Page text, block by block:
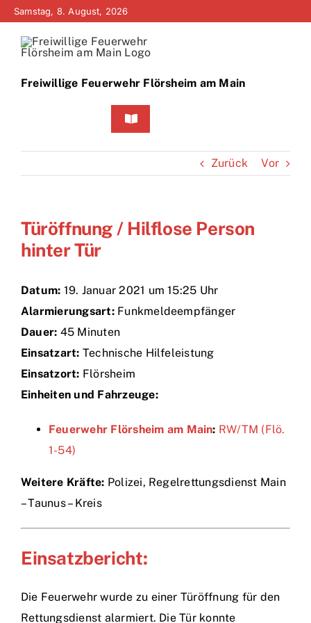
Zum
springen
Samstag, 8. August, 2026
Freiwillige Feuerwehr Flörsheim am Main
Toggle
Home
Bürgerinfo
Technik
Zurück Vor
Türöffnung / Hilflose Person
hinter Tür
Datum: 19. Januar 2021 um 15:25 Uhr
Alarmierungsart:Funkmeldeempfänger
Dauer: 45 Minuten
Einsatzart: Technische Hilfeleistung
Einsatzort: Flörsheim
Einheiten und Fahrzeuge:
Feuerwehr Flörsheim am Main: RW/TM (Flö.
1-54)
Weitere Kräfte: Polizei, Regelrettungsdienst Main
– Taunus – Kreis
Einsatzbericht:
Die Feuerwehr wurde zu einer Türöffnung für den
Rettungsdienst alarmiert. Die Tür konnte